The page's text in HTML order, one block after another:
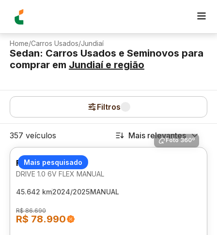
Home/Carros Usados/Jundiaí
Sedan: Carros Usados e Seminovos para
comprar em Jundiaíe região
Filtros
357 veículos Mais relevantes
Mais pesquisado
Foto 360º
FIAT CRONOS
DRIVE 1.0 6V FLEX MANUAL
45.642 km2024/2025MANUAL
R$ 86.690
R$ 78.990